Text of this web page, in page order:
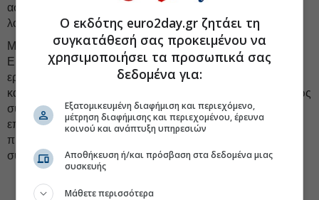
ασφαλισμένους, ενώ το μέσο ύψος των ατομικών
λογαριασμών διαμορφώνεται στις 10.500 ευρώ.
Με τις παρεμβάσεις που προωθούνται, το υπουργείο
Εργασίας φιλοδοξεί να αυξήσει θεαματικά τη συμμετοχή
εργαζομένων και επιχειρήσεων, να δημιουργήσει νέα ΤΕΑ
και να ενισχύσει τον ρόλο της επαγγελματικής ασφάλισης ως
συμπληρωματικής πηγής συνταξιοδοτικού εισοδήματος τα
επόμενα χρόνια, παράλληλα με τη σταθερή στήριξη του
πρώτου πυλώνα ασφάλισης, στον οποίο
συμπεριλαμβάνονται ΕΦΚΑ και ΤΕΚΑ.
#Επαγγελματική ασφάλιση
Ο εκδότης euro2day.gr ζητάει τη
συγκατάθεσή σας προκειμένου να
χρησιμοποιήσει τα προσωπικά σας
δεδομένα για:
Εξατομικευμένη διαφήμιση και περιεχόμενο,
μέτρηση διαφήμισης και περιεχομένου, έρευνα
κοινού και ανάπτυξη υπηρεσιών
Αποθήκευση ή/και πρόσβαση στα δεδομένα μιας
συσκευής
Μάθετε περισσότερα